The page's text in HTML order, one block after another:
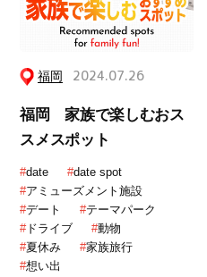
福岡 2024.07.26
福岡 家族で楽しむおス
スメスポット
#date #date spot
#アミューズメント施設
#デート #テーマパーク
#ドライブ #動物
#夏休み #家族旅行
#想い出